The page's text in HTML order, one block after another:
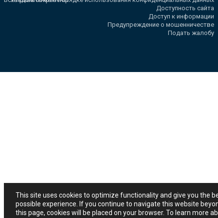
Доступность сайта
Доступ к информации
Предупреждение о мошенничестве
Подать жалобу
This site uses cookies to optimize functionality and give you the
possible experience. If you continue to navigate this website
this page, cookies will be placed on your browser. To learn more